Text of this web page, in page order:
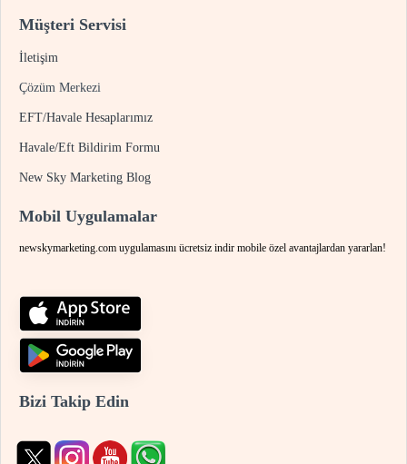
Müşteri Servisi
İletişim
Çözüm Merkezi
EFT/Havale Hesaplarımız
Havale/Eft Bildirim Formu
New Sky Marketing Blog
Mobil Uygulamalar
newskymarketing.com uygulamasını ücretsiz indir mobile özel avantajlardan yararlan!
Bizi Takip Edin